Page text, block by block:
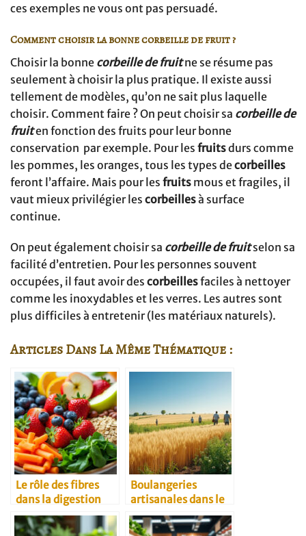
ces exemples ne vous ont pas persuadé.
Comment choisir la bonne corbeille de fruit ?
Choisir la bonne corbeille de fruitne se résume pas
seulement à choisir la plus pratique. Il existe aussi
tellement de modèles, qu’on ne sait plus laquelle
choisir. Comment faire ? On peut choisir sa corbeille de
fruiten fonction des fruits pour leur bonne
conservation par exemple. Pour les fruitsdurs comme
les pommes, les oranges, tous les types decorbeilles
feront l’affaire. Mais pour les fruits mous et fragiles, il
vaut mieux privilégier les corbeillesà surface
continue.
On peut également choisir sa corbeille de fruitselon sa
facilité d’entretien. Pour les personnes souvent
occupées, il faut avoir des corbeillesfaciles à nettoyer
comme les inoxydables et les verres. Les autres sont
plus difficiles à entretenir (les matériaux naturels).
Articles Dans La Même Thématique :
Le rôle des fibres
dans la digestion
Boulangeries
artisanales dans le
Kansai et douceurs
locales à rapporter